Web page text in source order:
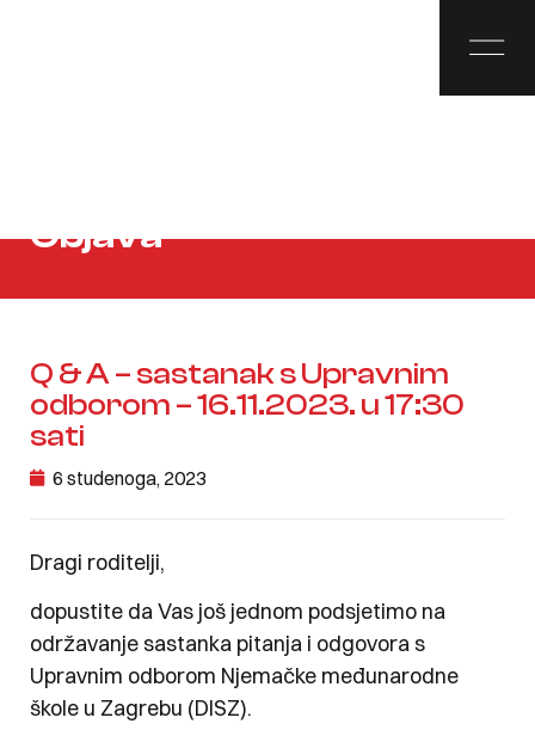
Objava
Q & A – sastanak s Upravnim
odborom – 16.11.2023. u 17:30
sati
6 studenoga, 2023
Dragi roditelji,
dopustite da Vas još jednom podsjetimo na
održavanje sastanka pitanja i odgovora s
Upravnim odborom Njemačke međunarodne
škole u Zagrebu (DISZ).